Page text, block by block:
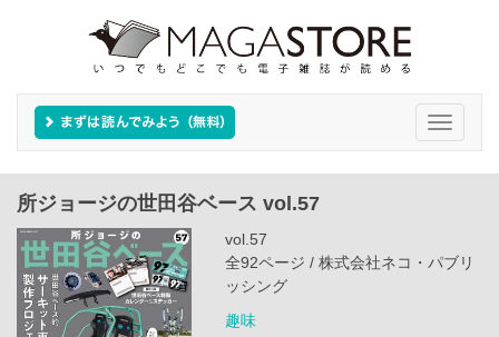
Toggle
所ジョージの世田谷ベース vol.57
vol.57
全92ページ / 株式会社ネコ・パブリ
ッシング
趣味